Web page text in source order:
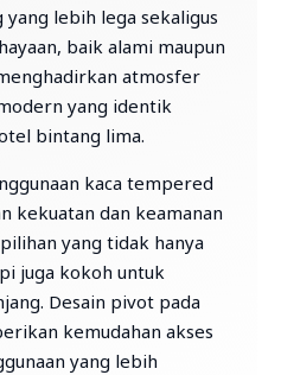
lebih lega sekaligus
baik alami maupun
atmosfer
yang identik
bintang lima.
kaca tempered
kekuatan dan keamanan
yang tidak hanya
juga kokoh untuk
Desain pivot pada
kemudahan akses
yang lebih